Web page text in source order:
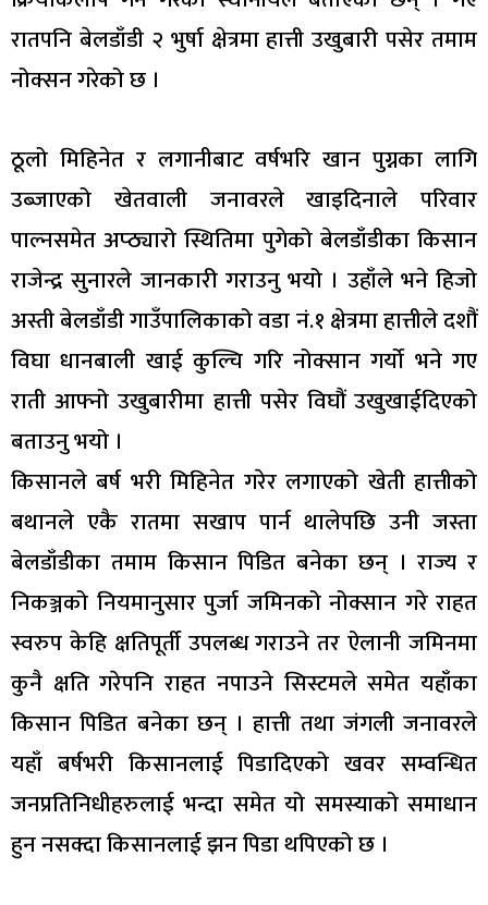
रातपनि बेलडाँडी २ भुर्षा क्षेत्रमा हात्ती उखुबारी पसेर तमाम
नोक्सन गरेको छ ।
ठूलो मिहिनेत र लगानीबाट वर्षभरि खान पुग्नका लागि
उब्जाएको खेतवाली जनावरले खाइदिनाले परिवार
पाल्नसमेत अप्ठ्यारो स्थितिमा पुगेको बेलडाँडीका किसान
राजेन्द्र सुनारले जानकारी गराउनु भयो । उहाँले भने हिजो
अस्ती बेलडाँडी गाउँपालिकाको वडा नं.१ क्षेत्रमा हात्तीले दशौं
विघा धानबाली खाई कुल्चि गरि नोक्सान गर्यो भने गए
राती आफ्नो उखुबारीमा हात्ती पसेर विघौं उखुखाईदिएको
बताउनु भयो ।
किसानले बर्ष भरी मिहिनेत गरेर लगाएको खेती हात्तीको
बथानले एकै रातमा सखाप पार्न थालेपछि उनी जस्ता
बेलडाँडीका तमाम किसान पिडित बनेका छन् । राज्य र
निकञ्जको नियमानुसार पुर्जा जमिनको नोक्सान गरे राहत
स्वरुप केहि क्षतिपूर्ती उपलब्ध गराउने तर ऐलानी जमिनमा
कुनै क्षति गरेपनि राहत नपाउने सिस्टमले समेत यहाँका
किसान पिडित बनेका छन् । हात्ती तथा जंगली जनावरले
यहाँ बर्षभरी किसानलाई पिडादिएको खवर सम्वन्धित
जनप्रतिनिधीहरुलाई भन्दा समेत यो समस्याको समाधान
हुन नसक्दा किसानलाई झन पिडा थपिएको छ ।